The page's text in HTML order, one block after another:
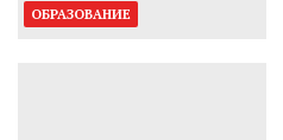
ОБРАЗОВАНИЕ